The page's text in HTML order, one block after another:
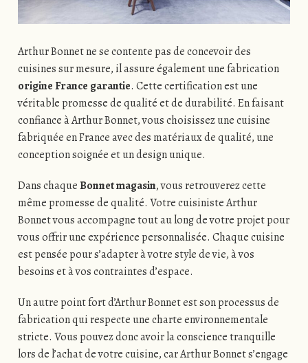
Arthur Bonnet ne se contente pas de concevoir des
cuisines sur mesure, il assure également une fabrication
origine France garantie. Cette certification est une
véritable promesse de qualité et de durabilité. En faisant
confiance à Arthur Bonnet, vous choisissez une cuisine
fabriquée en France avec des matériaux de qualité, une
conception soignée et un design unique.
Dans chaqueBonnet magasin, vous retrouverez cette
même promesse de qualité. Votre cuisiniste Arthur
Bonnet vous accompagne tout au long de votre projet pour
vous offrir une expérience personnalisée. Chaque cuisine
est pensée pour s’adapter à votre style de vie, à vos
besoins et à vos contraintes d’espace.
Un autre point fort d’Arthur Bonnet est son processus de
fabrication qui respecte une charte environnementale
stricte. Vous pouvez donc avoir la conscience tranquille
lors de l’achat de votre cuisine, car Arthur Bonnet s’engage